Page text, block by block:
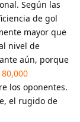
Según las
de gol
mayor que
nivel de
aún, porque
los oponentes.
el rugido de